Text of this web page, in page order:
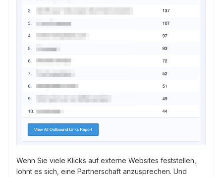
Wenn Sie viele Klicks auf externe Websites feststellen,
lohnt es sich, eine Partnerschaft anzusprechen. Und